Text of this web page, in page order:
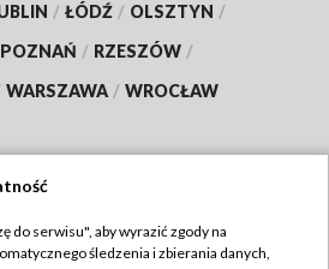
/ ŁÓDŹ / OLSZTYN /
POZNAŃ / RZESZÓW /
WARSZAWA / WROCŁAW
TVP
do serwisu", aby wyrazić zgody na
śledzenia i zbierania danych,